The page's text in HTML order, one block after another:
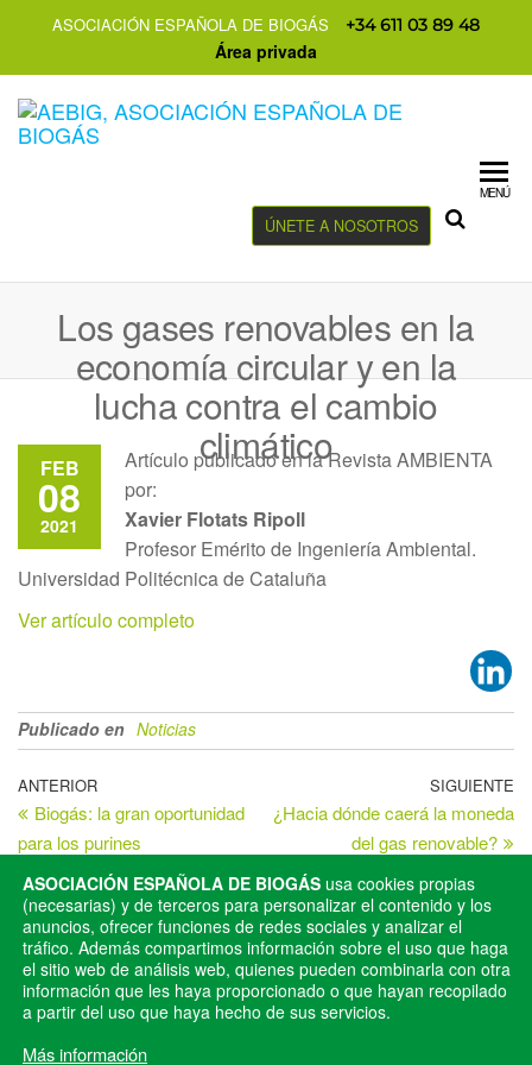
ASOCIACIÓN ESPAÑOLA DE BIOGÁS +34 611 03 89 48
Área privada
ÚNETE A NOSOTROS
MENÚ
Los gases renovables en la
economía circular y en la
lucha contra el cambio
climático
FEB
08
2021
Artículo publicado en la Revista AMBIENTA
por:
Xavier Flotats Ripoll
Profesor Emérito de Ingeniería Ambiental.
Universidad Politécnica de Cataluña
Ver artículo completo
Publicado en Noticias
ANTERIOR
Biogás: la gran oportunidad
para los purines
SIGUIENTE
¿Hacia dónde caerá la moneda
del gas renovable?
AEBIG © 2025
AVISO LEGAL
ASOCIACIÓN ESPAÑOLA DE BIOGÁS usa cookies propias
(necesarias) y de terceros para personalizar el contenido y los
anuncios, ofrecer funciones de redes sociales y analizar el
tráfico. Además compartimos información sobre el uso que haga
el sitio web de análisis web, quienes pueden combinarla con otra
información que les haya proporcionado o que hayan recopilado
a partir del uso que haya hecho de sus servicios.
Más información